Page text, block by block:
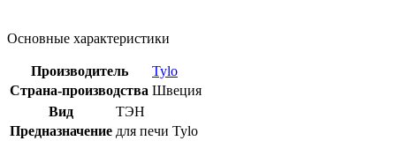
Основные характеристики
Производитель
Tylo
Страна-производства Швеция
Вид
ТЭН
Предназначение для печи Tylo